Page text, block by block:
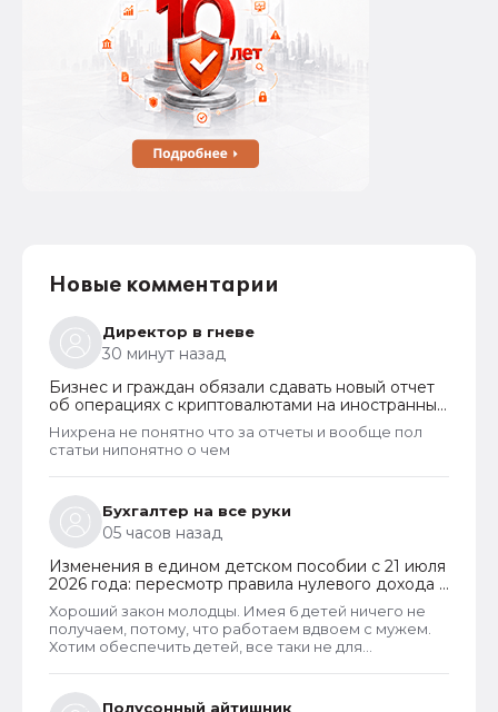
Новые комментарии
Директор в гневе
30 минут назад
Бизнес и граждан обязали сдавать новый отчет
об операциях с криптовалютами на иностранных
платформах
Нихрена не понятно что за отчеты и вообще пол
статьи нипонятно о чем
Бухгалтер на все руки
05 часов назад
Изменения в едином детском пособии с 21 июля
2026 года: пересмотр правила нулевого дохода и
новый порядок оформления пособий по месту
пребывания
Хороший закон молодцы. Имея 6 детей ничего не
получаем, потому, что работаем вдвоем с мужем.
Хотим обеспечить детей, все таки не для
работают чтобы получать пособия их все же
Полусонный айтишник